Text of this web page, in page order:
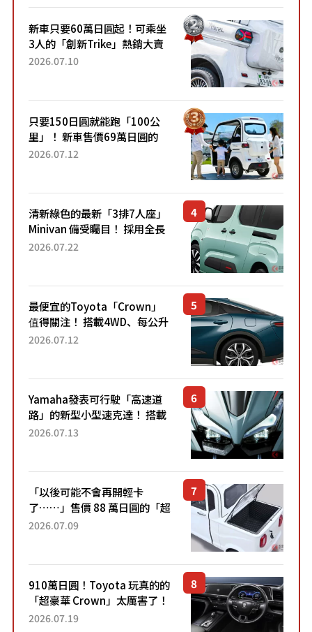
新車只要60萬日圓起！可乘坐
3人的「創新Trike」熱銷大賣
成為人氣車款！「養車成本真
2026.07.10
只要150日圓就能跑「100公
里」！ 新車售價69萬日圓的
「3人座」Trike大受歡迎！ 順
2026.07.12
清新綠色的最新「3排7人座」
Minivan 備受矚目！ 採用全長
4.7公尺剛剛好的車身尺寸與
2026.07.22
最便宜的Toyota「Crown」
值得關注！ 搭載4WD、每公升
22.4公里低油耗表現超亮眼！
2026.07.12
Yamaha發表可行駛「高速道
路」的新型小型速克達！ 搭載
能享受超強勁「渦輪感」的動
2026.07.13
「以後可能不會再開輕卡
了……」售價 88 萬日圓的「超
迷你輕型貨車」引發兩極評
了！...
2026.07.09
910萬日圓！Toyota 玩真的的
「超豪華 Crown」太厲害了！
採用由「匠人技藝」打造的
2026.07.19